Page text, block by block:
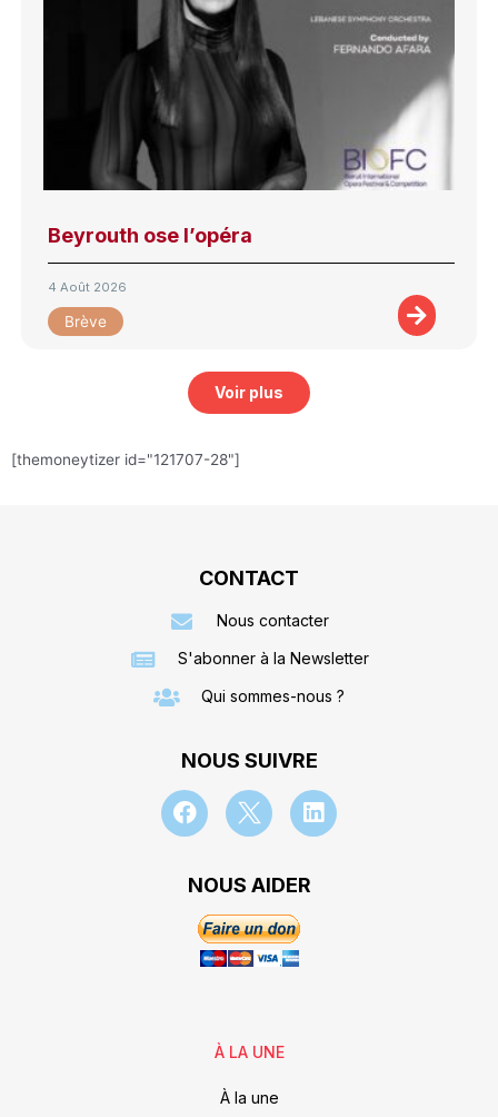
Beyrouth ose l’opéra
4 Août 2026
Brève
Voir plus
[themoneytizer id="121707-28"]
CONTACT
Nous contacter
S'abonner à la Newsletter
Qui sommes-nous ?
NOUS SUIVRE
NOUS AIDER
À LA UNE
À la une